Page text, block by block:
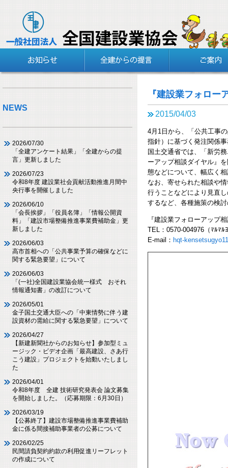
『建設業フォロー
2015/04/03
4月1日から、「公共工事
指針）に基づく発注関係
国土交通省では、「新労
ーアップ相談ダイヤル』
態などについて、幅広く
なお、寄せられた相談や
行うことなどにより見直
するなど、各種施策の検
『建設業フォローアップ
TEL：0570-004976（ﾏﾙﾏﾙ
E-mail： hqt-
NEWS
2026/07/30
「全建アンケート結果」「全建からの提
言」更新しました
2026/07/23
令和8年度 建設業社会貢献活動推進月間中
央行事を開催しました
2026/06/10
「会長挨拶」「役員名簿」「情報公開資
料」「建設市場整備推進事業費補助金」更
新しました
2026/06/03
高市首相への「公共事業予算の確保などに
関する緊急要望」について
2026/06/03
「(一社)全国建設業協会統一様式 おそれ
情報通知書」の改訂について
2026/05/01
金子国土交通大臣への「中東情勢に伴う建
設資材の需給に関する緊急要望」について
2026/04/27
【新建新聞社からのお知らせ】参加型ミュ
ージック・ビデオ企画「最高建設、さあ行
こう建設」プロジェクトを始動いたしまし
た
2026/04/01
令和8年度 全建 技術研究発表会 論文募集
を開始しました。（応募期限：6月30日）
2026/03/19
【公募終了】建設市場整備推進事業費補助
金に係る間接補助事業者の公募について
2026/02/25
民間請負契約約款の利用促進リーフレット
の作成について